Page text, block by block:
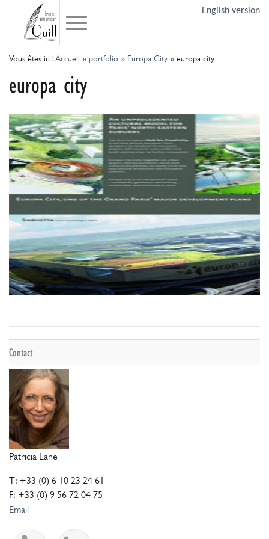
English version
Vous êtes ici: Accueil » portfolio » Europa City » europa city
europa city
Contact
Patricia Lane
T: +33 (0) 6 10 23 24 61
F: +33 (0) 9 56 72 04 75
Email